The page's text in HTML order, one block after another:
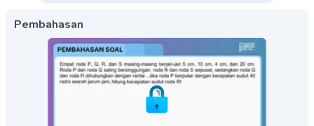
Pembahasan